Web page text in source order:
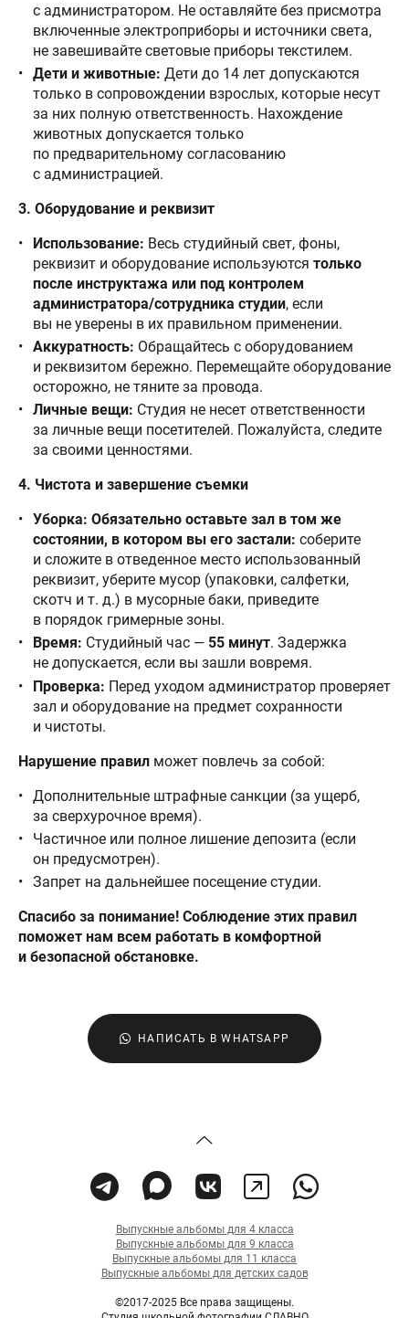
с администратором. Не оставляйте без присмотра
включенные электроприборы и источники света,
не завешивайте световые приборы текстилем.
Дети и животные: Дети до 14 лет допускаются
только в сопровождении взрослых, которые несут
за них полную ответственность. Нахождение
животных допускается только
по предварительному согласованию
с администрацией.
3. Оборудование и реквизит
Использование: Весь студийный свет, фоны,
реквизит и оборудование используются только
после инструктажа или под контролем
администратора/сотрудника студии, если
вы не уверены в их правильном применении.
Аккуратность: Обращайтесь с оборудованием
и реквизитом бережно. Перемещайте оборудование
осторожно, не тяните за провода.
Личные вещи: Студия не несет ответственности
за личные вещи посетителей. Пожалуйста, следите
за своими ценностями.
4. Чистота и завершение съемки
Уборка: Обязательно оставьте зал в том же
состоянии, в котором вы его застали: соберите
и сложите в отведенное место использованный
реквизит, уберите мусор (упаковки, салфетки,
скотч и т. д.) в мусорные баки, приведите
в порядок гримерные зоны.
Время: Студийный час — 55 минут. Задержка
не допускается, если вы зашли вовремя.
Проверка: Перед уходом администратор проверяет
зал и оборудование на предмет сохранности
и чистоты.
Нарушение правил может повлечь за собой:
Дополнительные штрафные санкции (за ущерб,
за сверхурочное время).
Частичное или полное лишение депозита (если
он предусмотрен).
Запрет на дальнейшее посещение студии.
Спасибо за понимание! Соблюдение этих правил
поможет нам всем работать в комфортной
и безопасной обстановке.
НАПИСАТЬ В WHATSAPP
Выпускные альбомы для 4 класса
Выпускные альбомы для 9 класса
Выпускные альбомы для 11 класса
Выпускные альбомы для детских садов
©2017-2025 Все права защищены.